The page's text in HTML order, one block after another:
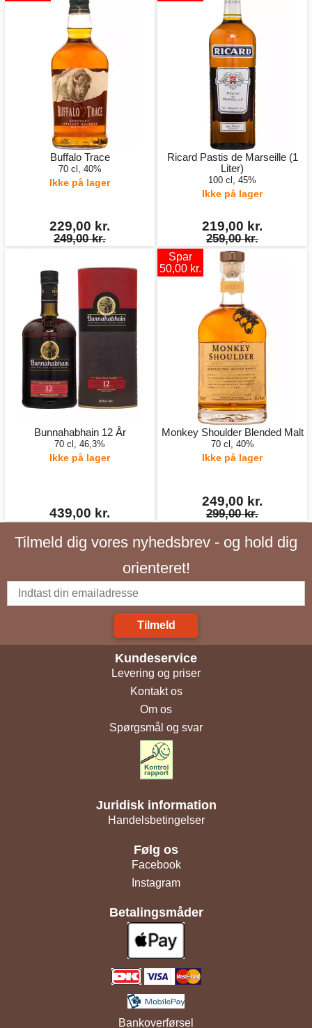
Buffalo Trace
70 cl, 40%
Ikke på lager
229,00 kr.
249,00 kr.
Ricard Pastis de Marseille (1
Liter)
100 cl, 45%
Ikke på lager
219,00 kr.
259,00 kr.
Bunnahabhain 12 År
70 cl, 46,3%
Ikke på lager
439,00 kr.
Spar
50,00 kr.
Monkey Shoulder Blended Malt
70 cl, 40%
Ikke på lager
249,00 kr.
299,00 kr.
Tilmeld dig vores nyhedsbrev - og hold dig
orienteret!
Tilmeld
Kundeservice
Levering og priser
Kontakt os
Om os
Spørgsmål og svar
Juridisk information
Handelsbetingelser
Følg os
Facebook
Instagram
Betalingsmåder
Bankoverførsel